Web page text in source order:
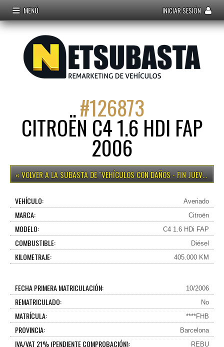
MENÚ INICIAR SESIÓN
#126873
CITROËN C4 1.6 HDI FAP
2006
VEHÍCULOS CON DAÑOS - FIN JUEVES 15H
VEHÍCULO: Averiado
MARCA: Citroën
MODELO: C4 1.6 HDi FAP
COMBUSTIBLE: Diésel
KILOMETRAJE: 405.000 KM
FECHA PRIMERA MATRICULACIÓN: 10/2006
REMATRICULADO: No
MATRÍCULA: ****FHB
PROVINCIA: Barcelona
IVA/VAT 21% (PENDIENTE COMPROBACIÓN): REBU